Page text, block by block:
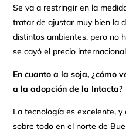
Se va a restringir en la
tratar de ajustar muy bien la
distintos ambientes, pero no
se cayó el precio
En cuanto a la soja, ¿cómo
a la adopción de la Intacta?
La tecnología es excelente,
sobre todo en el norte de